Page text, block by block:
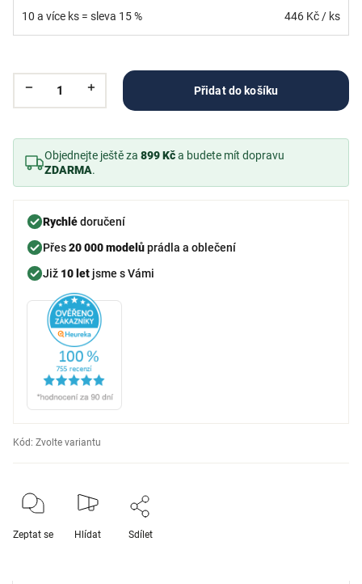
10 a více ks = sleva 15 % 446 Kč / ks
Přidat do košíku
Objednejte ještě za 899 Kča budete mít dopravu
ZDARMA.
Rychlédoručení
Přes20 000 modelůprádla a oblečení
Již 10 let jsme s Vámi
Kód: Zvolte variantu
Zeptat se Hlídat Sdílet